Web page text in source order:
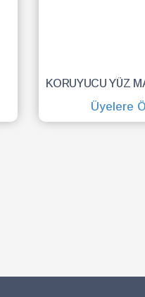
Üyelere